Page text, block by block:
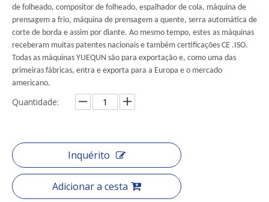
de folheado, compositor de folheado, espalhador de cola, máquina de
prensagem a frio, máquina de prensagem a quente, serra automática de
corte de borda e assim por diante. Ao mesmo tempo, estes as máquinas
receberam muitas patentes nacionais e também certificações CE .ISO.
Todas as máquinas YUEQUN são para exportação e, como uma das
primeiras fábricas, entra e exporta para a Europa e o mercado
americano.
Quantidade:
Inquérito
Adicionar a cesta